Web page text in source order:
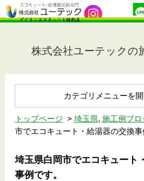
株式会社ユーテックの
カテゴリメニュー
トップページ 埼玉県, 施工例ブロ
市でエコキュート・給湯器の交換事
埼玉県白岡市でエコキュート
事例です。